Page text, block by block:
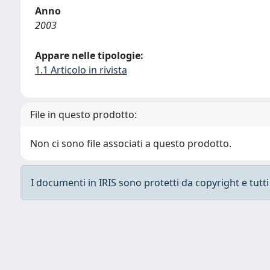
Anno
2003
Appare nelle tipologie:
1.1 Articolo in rivista
File in questo prodotto:
Non ci sono file associati a questo prodotto.
I documenti in IRIS sono protetti da copyright e